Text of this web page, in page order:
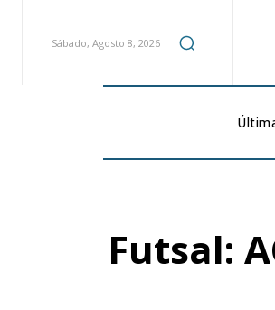
Sábado, Agosto 8, 2026
Futsal: